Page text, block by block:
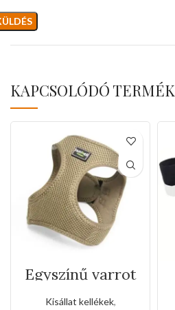
KAPCSOLÓDÓ
Egyszínű varrot
kutyahám(Kis
méret)
Kisállat kellékek,